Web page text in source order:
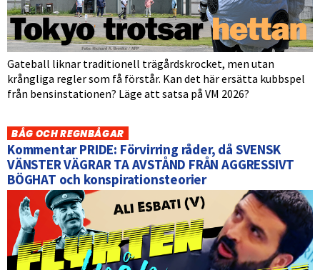
Gateball liknar traditionell trägårdskrocket, men utan
krångliga regler som få förstår. Kan det här ersätta kubbspel
från bensinstationen? Läge att satsa på VM 2026?
BÅG OCH REGNBÅGAR
Kommentar PRIDE: Förvirring råder, då SVENSK
VÄNSTER VÄGRAR TA AVSTÅND FRÅN AGGRESSIVT
BÖGHAT och konspirationsteorier